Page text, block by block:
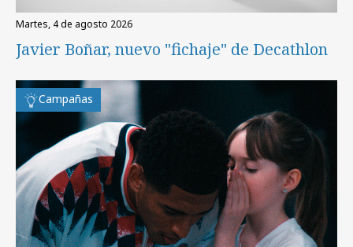
martes, 4 de agosto 2026
Javier Boñar, nuevo "fichaje" de Decathlon
Campañas